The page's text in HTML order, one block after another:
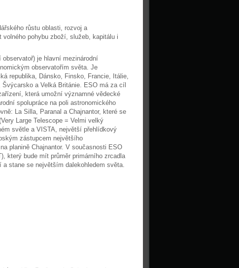
růstu oblasti, rozvoj a
pohybu zboží, služeb, kapitálu i
je hlavní mezinárodní
observatořím světa. Je
republika, Dánsko, Finsko, Francie, Itálie,
a Velká Británie. ESO má za cíl
která umožní významné vědecké
spolupráce na poli astronomického
La Silla, Paranal a Chajnantor, které se
Large Telescope = Velmi velký
světle a VISTA, největší přehlídkový
zástupcem největšího
planině Chajnantor. V současnosti ESO
který bude mít průměr primárního zrcadla
stane se největším dalekohledem světa.